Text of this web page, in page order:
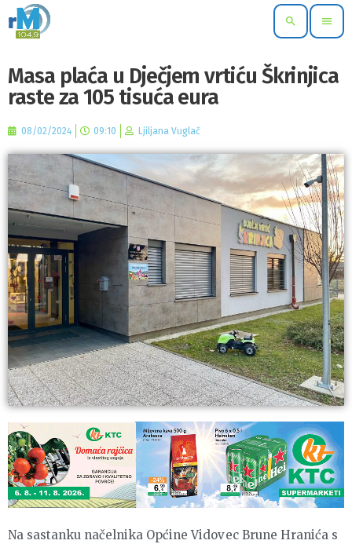
search menu
Masa plaća u Dječjem vrtiću Škrinjica
raste za 105 tisuća eura
08/02/2024 09:10 Ljiljana Vuglač
Na sastanku načelnika Općine Vidovec Brune Hranića s